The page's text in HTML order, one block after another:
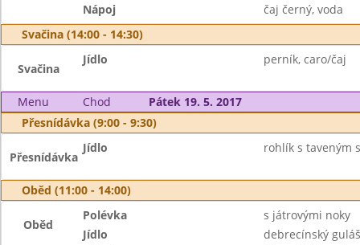
Nápoj
čaj černý, voda
Svačina (14:00 - 14:30)
Svačina
Jídlo perník, caro/čaj
Menu Chod
Pátek 19. 5. 2017
Přesnídávka (9:00 - 9:30)
Přesnídávka
Jídlo rohlík s taveným
Oběd (11:00 - 14:00)
Oběd
Polévka
s játrovými noky
Jídlo
debrecínský